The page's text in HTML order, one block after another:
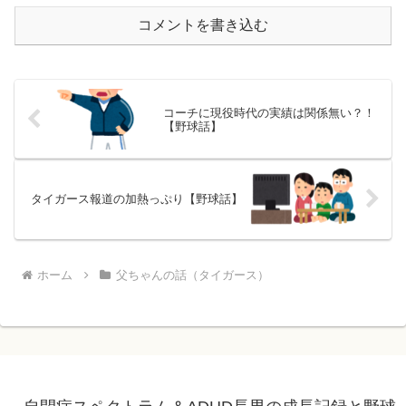
コメントを書き込む
コーチに現役時代の実績は関係無い？！
【野球話】
タイガース報道の加熱っぷり【野球話】
ホーム 父ちゃんの話（タイガース）